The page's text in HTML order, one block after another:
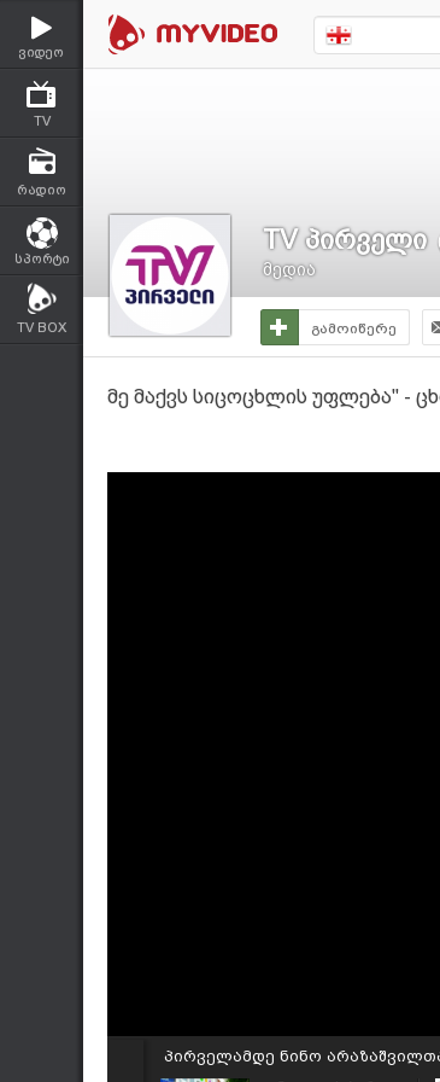
ვიდეო
TV
რადიო
სპორტი
TV BOX
TV პირველი
მედია
გამოიწერე
მე მაქვს სიცოცხლის უფლება" -
პირველამდე ნინო